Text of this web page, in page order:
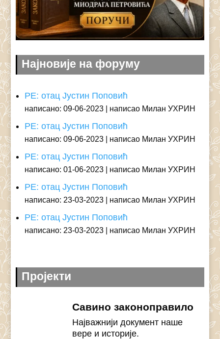
Најновије на форуму
РЕ: отац Јустин Поповић
написано: 09-06-2023 написао Милан УХРИН
РЕ: отац Јустин Поповић
написано: 09-06-2023 написао Милан УХРИН
РЕ: отац Јустин Поповић
написано: 01-06-2023 написао Милан УХРИН
РЕ: отац Јустин Поповић
написано: 23-03-2023 написао Милан УХРИН
РЕ: отац Јустин Поповић
написано: 23-03-2023 написао Милан УХРИН
Пројекти
Савино законоправило
Најважнији документ наше
вере и историје.